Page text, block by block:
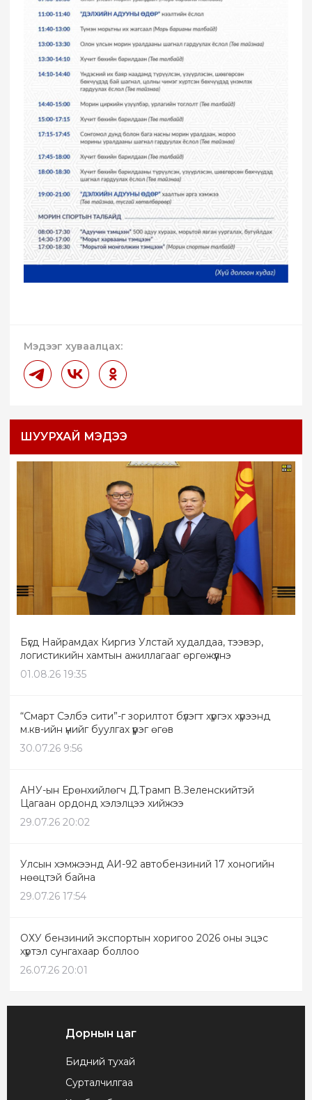
Мэдээг хуваалцах:
ШУУРХАЙ МЭДЭЭ
Бүгд Найрамдах Киргиз Улстай худалдаа, тээвэр,
логистикийн хамтын ажиллагааг өргөжүүлнэ
01.08.26 19:35
“Смарт Сэлбэ сити”-г зорилтот бүлэгт хүргэх хүрээнд
м.кв-ийн үнийг буулгах үүрэг өгөв
30.07.26 9:56
АНУ-ын Ерөнхийлөгч Д.Трамп В.Зеленскийтэй
Цагаан ордонд хэлэлцээ хийжээ
29.07.26 20:02
Улсын хэмжээнд АИ-92 автобензиний 17 хоногийн
нөөцтэй байна
29.07.26 17:54
ОХУ бензиний экспортын хоригоо 2026 оны эцэс
хүртэл сунгахаар боллоо
26.07.26 20:01
Дорнын цаг
Бидний тухай
Сурталчилгаа